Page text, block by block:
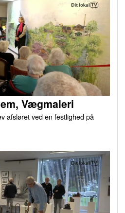
Vægmaleri
afsløret ved en festlighed på